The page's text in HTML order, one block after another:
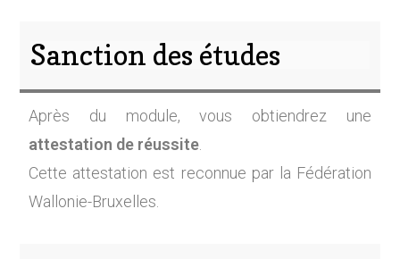
Sanction des études
Après du module, vous obtiendrez une
attestation de réussite
Cette attestation est reconnue par la Fédération
Wallonie-Bruxelles.